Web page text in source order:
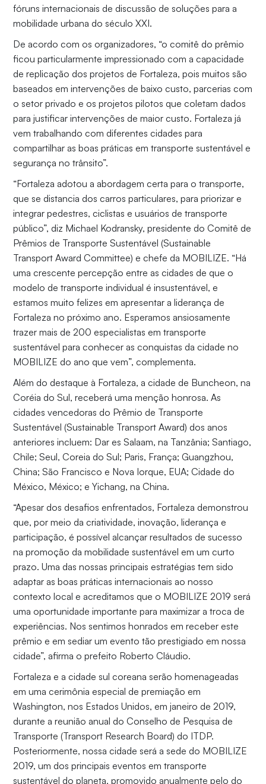
fóruns internacionais de discussão de soluções para a
mobilidade urbana do século XXI.
De acordo com os organizadores, “o comitê do prêmio
ficou particularmente impressionado com a capacidade
de replicação dos projetos de Fortaleza, pois muitos são
baseados em intervenções de baixo custo, parcerias com
o setor privado e os projetos pilotos que coletam dados
para justificar intervenções de maior custo. Fortaleza já
vem trabalhando com diferentes cidades para
compartilhar as boas práticas em transporte sustentável e
segurança no trânsito”.
“Fortaleza adotou a abordagem certa para o transporte,
que se distancia dos carros particulares, para priorizar e
integrar pedestres, ciclistas e usuários de transporte
público”, diz Michael Kodransky, presidente do Comitê de
Prêmios de Transporte Sustentável (Sustainable
Transport Award Committee) e chefe da MOBILIZE. “Há
uma crescente percepção entre as cidades de que o
modelo de transporte individual é insustentável, e
estamos muito felizes em apresentar a liderança de
Fortaleza no próximo ano. Esperamos ansiosamente
trazer mais de 200 especialistas em transporte
sustentável para conhecer as conquistas da cidade no
MOBILIZE do ano que vem”, complementa.
Além do destaque à Fortaleza, a cidade de Buncheon, na
Coréia do Sul, receberá uma menção honrosa. As
cidades vencedoras do Prêmio de Transporte
Sustentável (Sustainable Transport Award) dos anos
anteriores incluem: Dar es Salaam, na Tanzânia; Santiago,
Chile; Seul, Coreia do Sul; Paris, França; Guangzhou,
China; São Francisco e Nova Iorque, EUA; Cidade do
México, México; e Yichang, na China.
“Apesar dos desafios enfrentados, Fortaleza demonstrou
que, por meio da criatividade, inovação, liderança e
participação, é possível alcançar resultados de sucesso
na promoção da mobilidade sustentável em um curto
prazo. Uma das nossas principais estratégias tem sido
adaptar as boas práticas internacionais ao nosso
contexto local e acreditamos que o MOBILIZE 2019 será
uma oportunidade importante para maximizar a troca de
experiências. Nos sentimos honrados em receber este
prêmio e em sediar um evento tão prestigiado em nossa
cidade”, afirma o prefeito Roberto Cláudio.
Fortaleza e a cidade sul coreana serão homenageadas
em uma cerimônia especial de premiação em
Washington, nos Estados Unidos, em janeiro de 2019,
durante a reunião anual do Conselho de Pesquisa de
Transporte (Transport Research Board) do ITDP.
Posteriormente, nossa cidade será a sede do MOBILIZE
2019, um dos principais eventos em transporte
sustentável do planeta, promovido anualmente pelo do